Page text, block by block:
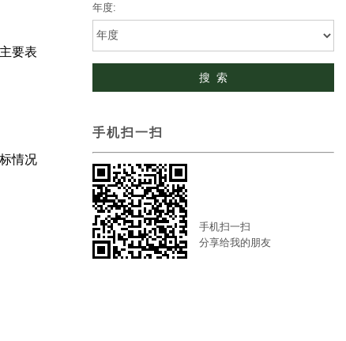
要表
情况
年度:
手机扫一扫
手机扫一扫
分享给我的朋友